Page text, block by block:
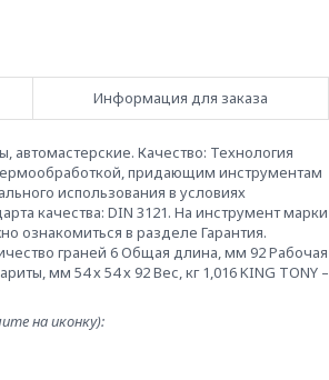
Информация для заказа
Качество: Технология
придающим инструментам
использования в условиях
качества: DIN 3121. На инструмент марки
ознакомиться в разделе Гарантия.
граней 6 Общая длина, мм 92 Рабочая
мм 54 х 54 х 92 Вес, кг 1,016 KING TONY –
на иконку):